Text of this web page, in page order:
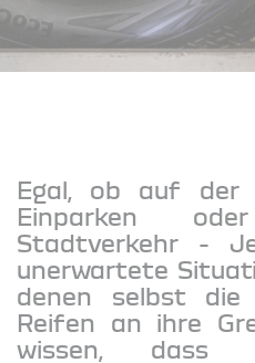
Egal, ob auf der
Einparken
Stadtverkehr -
unerwartete
denen selbst die
Reifen an ihre
wissen, dass